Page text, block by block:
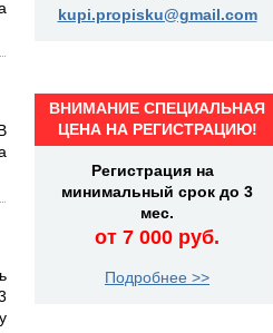
kupi.propisku@gmail.com
ВНИМАНИЕ СПЕЦИАЛЬНАЯ
ЦЕНА НА РЕГИСТРАЦИЮ!
Регистрация на
минимальный срок до 3
мес.
от 7 000 руб.
Подробнее >>